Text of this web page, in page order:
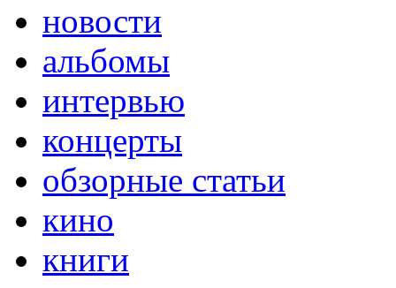
новости
альбомы
интервью
концерты
обзорные статьи
кино
книги